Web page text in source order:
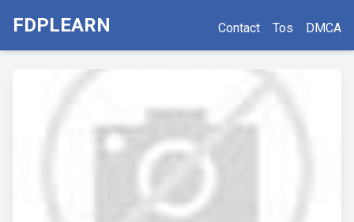
FDPLEARN Contact Tos DMCA